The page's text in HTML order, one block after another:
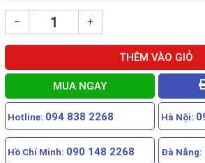
– +
THÊM VÀO GIỎ
MUA NGAY
Hotline: 094 838 2268 Hà Nội:
Hồ Chí Minh: 090 148 2268 Đà Nẵng: